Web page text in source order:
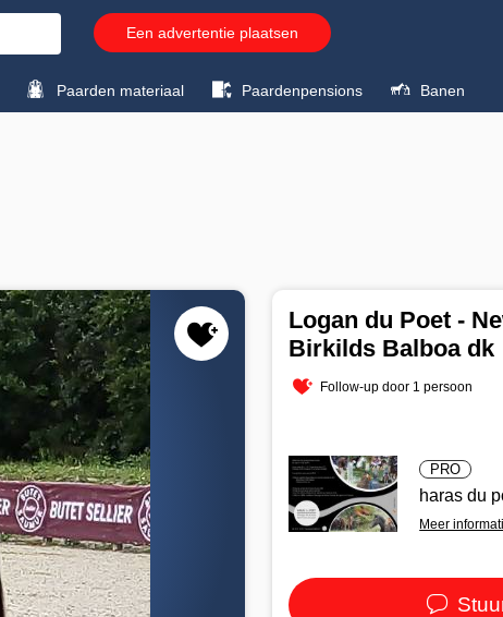
Een advertentie plaatsen
Paarden materiaal Paardenpensions Banen
Logan du Poet -
Birkilds Balboa dk
Follow-up door 1 persoon
PRO
haras du
Meer